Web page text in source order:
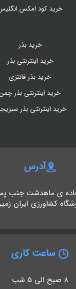
خرید کود امکس
خرید بذر
خرید اینترنتی بذر
خرید بذر فانتزی
خرید اینترنتی بذر چمن
خرید اینترنتی بذر
آدرس
ی ماهدشت جنب
کشاورزی ایران
ساعت کاری
8 صبح الی 5 شب